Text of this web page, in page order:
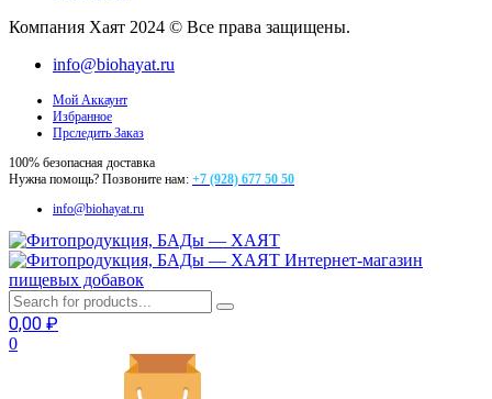
Компания Хаят 2024 © Все права защищены.
info@biohayat.ru
Мой Аккаунт
Избранное
Прследить Заказ
100% безопасная доставка
Нужна помощь? Позвоните нам: +7 (928) 677 50 50
info@biohayat.ru
Интернет-магазин
пищевых добавок
0,00 ₽
0